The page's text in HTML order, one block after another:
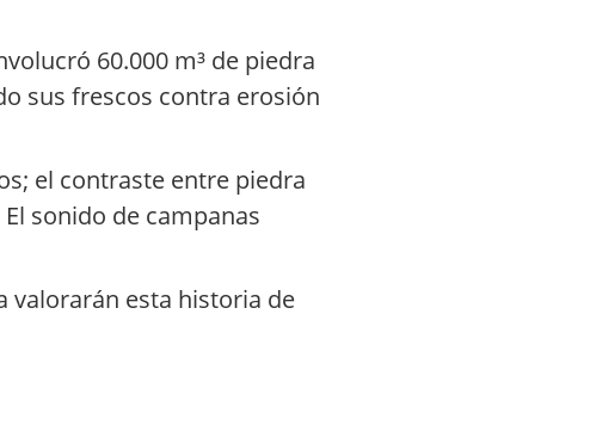
60.000 m³ de piedra
sus frescos contra erosión
el contraste entre piedra
sonido de campanas
valorarán esta historia de